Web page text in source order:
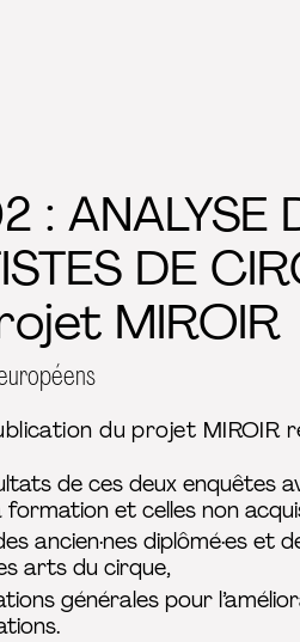
: ANALYSE
DE
MIROIR
du projet MIROIR
de ces deux
et celles non
ancien·nes diplômé·es
arts du cirque,
générales pour